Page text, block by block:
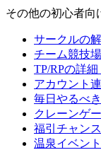
その他の初心者向
サークルの
チーム競技
TP/RPの詳
アカウント
毎日やるべ
クレーンゲ
福引チャン
温泉イベン